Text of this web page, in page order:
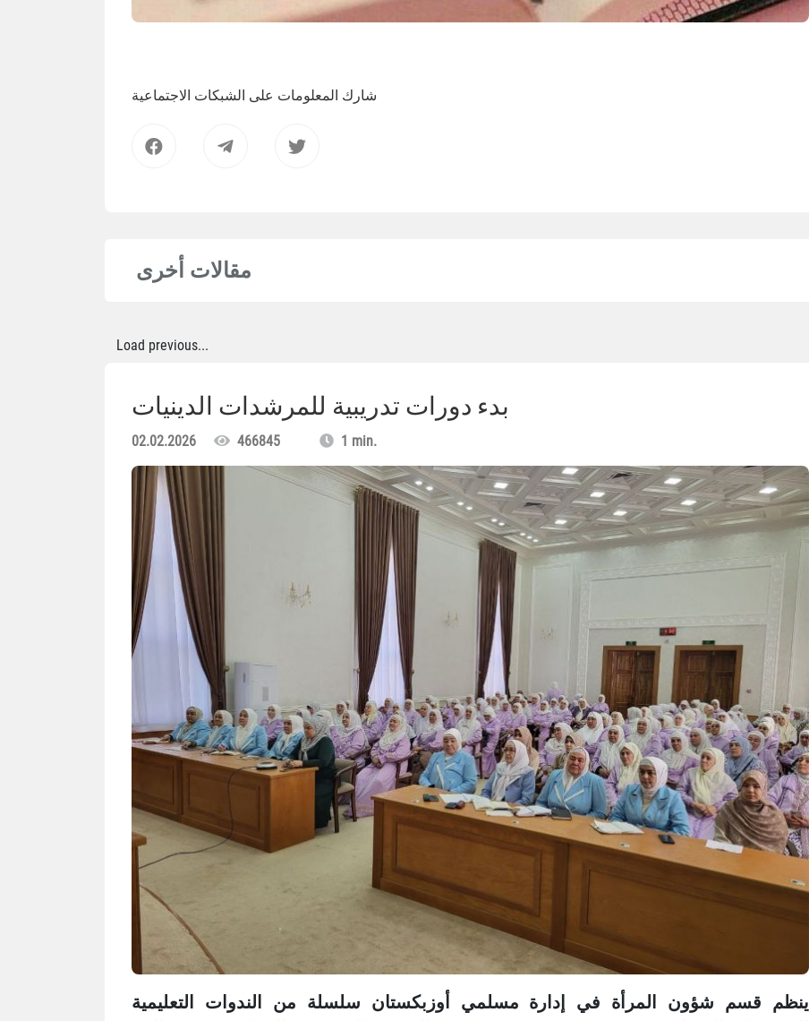
شارك المعلومات على الشبكات الاجتماعية
مقالات أخرى
Load previous...
بدء دورات تدريبية للمرشدات الدينيات
02.02.2026 466845 1 min.
ينظم قسم شؤون المرأة في إدارة مسلمي أوزبكستان سلسلة من الندوات التعليمية